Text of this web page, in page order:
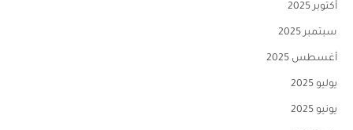
أكتوبر 2025
سبتمبر 2025
أغسطس 2025
يوليو 2025
يونيو 2025